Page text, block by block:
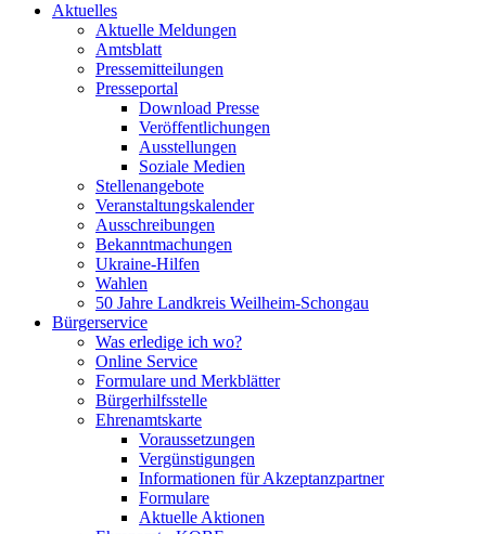
Aktuelles
Aktuelle Meldungen
Amtsblatt
Pressemitteilungen
Presseportal
Download Presse
Veröffentlichungen
Ausstellungen
Soziale Medien
Stellenangebote
Veranstaltungskalender
Ausschreibungen
Bekanntmachungen
Ukraine-Hilfen
Wahlen
50 Jahre Landkreis Weilheim-Schongau
Bürgerservice
Was erledige ich wo?
Online Service
Formulare und Merkblätter
Bürgerhilfsstelle
Ehrenamtskarte
Voraussetzungen
Vergünstigungen
Informationen für Akzeptanzpartner
Formulare
Aktuelle Aktionen